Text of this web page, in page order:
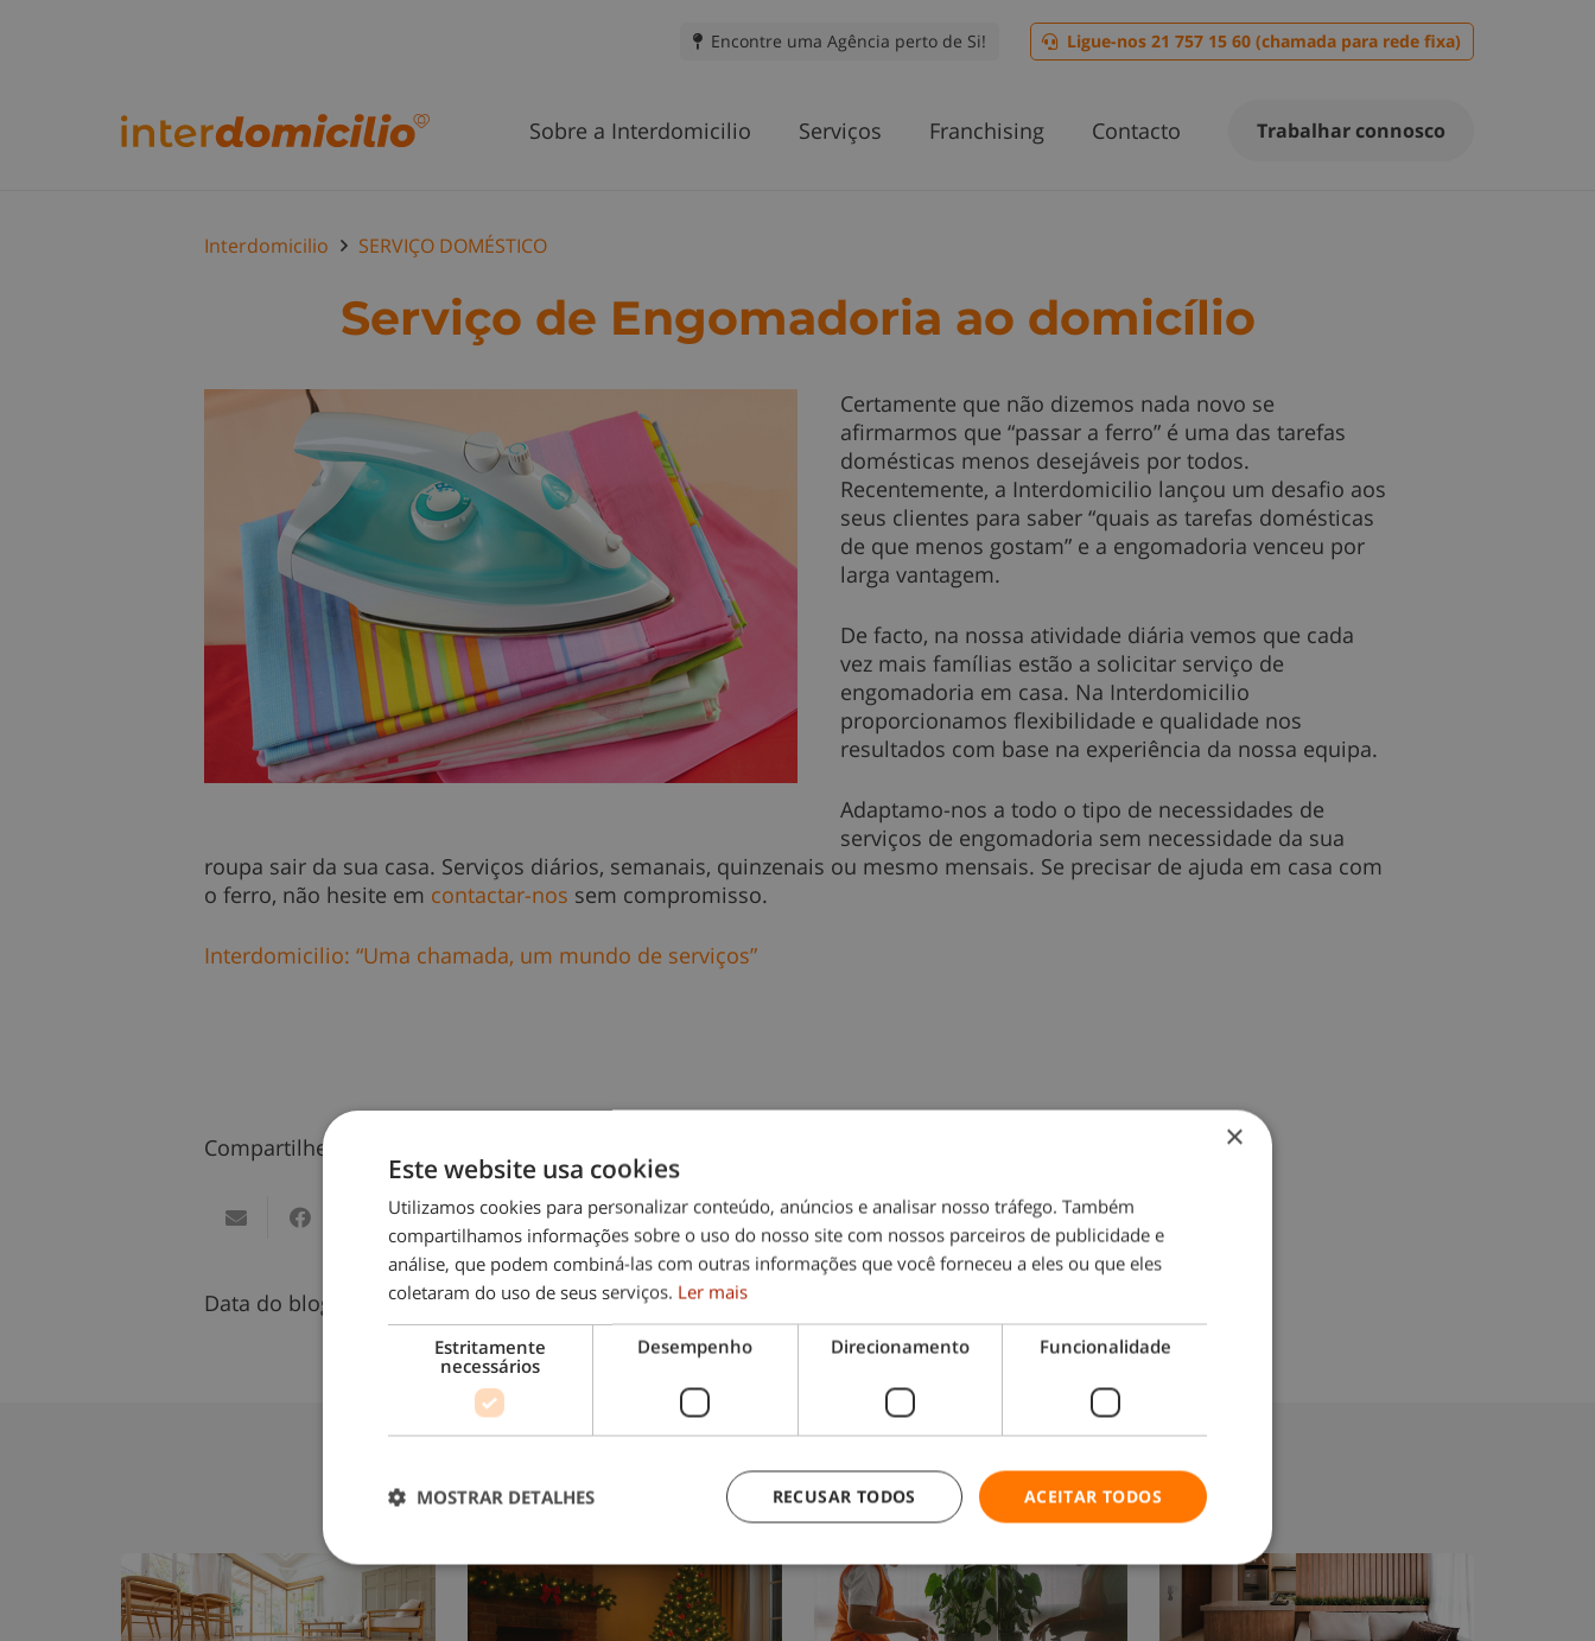
Encontre uma Agência perto de Si! Ligue-nos 21 757 15 60 (chamada para rede fixa)
Sobre a Interdomicilio Serviços Franchising Contacto Trabalhar connosco
Interdomicilio SERVIÇO DOMÉSTICO
Serviço de Engomadoria ao domicílio
Certamente que não dizemos nada novo se
afirmarmos que “passar a ferro” é uma das tarefas
domésticas menos desejáveis por todos.
Recentemente, a Interdomicilio lançou um desafio aos
seus clientes para saber “quais as tarefas domésticas
de que menos gostam” e a engomadoria venceu por
larga vantagem.
De facto, na nossa atividade diária vemos que cada
vez mais famílias estão a solicitar serviço de
engomadoria em casa. Na Interdomicilio
proporcionamos flexibilidade e qualidade nos
resultados com base na experiência da nossa equipa.
Adaptamo-nos a todo o tipo de necessidades de
serviços de engomadoria sem necessidade da sua
roupa sair da sua casa. Serviços diários, semanais, quinzenais ou mesmo mensais. Se precisar de ajuda em casa com
o ferro, não hesite em contactar-nos sem compromisso.
Interdomicilio: “Uma chamada, um mundo de serviços”
Compartilhe este blog
Data do blog: 12/11/2024
Também lhe pode interessar:
×
Este website usa cookies
Utilizamos cookies para personalizar conteúdo, anúncios e analisar nosso tráfego. Também
compartilhamos informações sobre o uso do nosso site com nossos parceiros de publicidade e
análise, que podem combiná-las com outras informações que você forneceu a eles ou que eles
coletaram do uso de seus serviços. Ler mais
Estritamente
necessários
Desempenho Direcionamento Funcionalidade
ACEITAR TODOS
RECUSAR TODOS
MOSTRAR DETALHES